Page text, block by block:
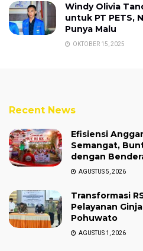
Windy Olivia
untuk PT PETS,
Punya Malu
OKTOBER 15, 2025
Recent News
Efisiensi
Semangat,
dengan
AGUSTUS 5, 2026
Transformasi
Pelayanan
Pohuwato
AGUSTUS 1, 2026